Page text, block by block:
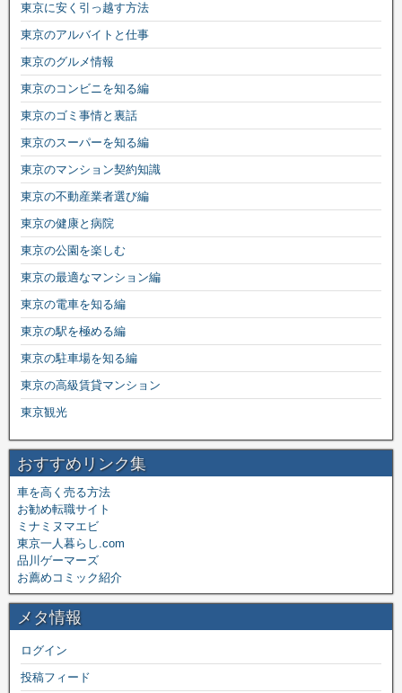
東京に安く引っ越す方法
東京のアルバイトと仕事
東京のグルメ情報
東京のコンビニを知る編
東京のゴミ事情と裏話
東京のスーパーを知る編
東京のマンション契約知識
東京の不動産業者選び編
東京の健康と病院
東京の公園を楽しむ
東京の最適なマンション編
東京の電車を知る編
東京の駅を極める編
東京の駐車場を知る編
東京の高級賃貸マンション
東京観光
おすすめリンク集
車を高く売る方法
お勧め転職サイト
ミナミヌマエビ
東京一人暮らし.com
品川ゲーマーズ
お薦めコミック紹介
メタ情報
ログイン
投稿フィード